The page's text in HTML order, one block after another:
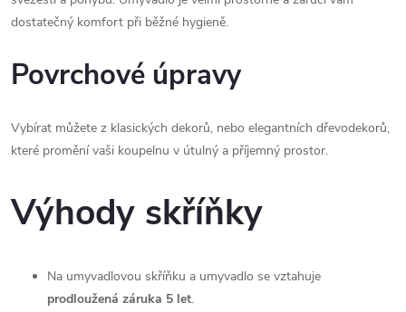
dostatečný komfort při běžné hygieně.
Povrchové úpravy
Vybírat můžete z klasických dekorů, nebo elegantních dřevodekorů,
které promění vaši koupelnu v útulný a příjemný prostor.
Výhody skříňky
Na umyvadlovou skříňku a umyvadlo se vztahuje
prodloužená záruka 5 let.